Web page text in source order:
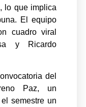
lo que implica
El equipo
cuadro viral
y Ricardo
del
Paz, un
semestre un